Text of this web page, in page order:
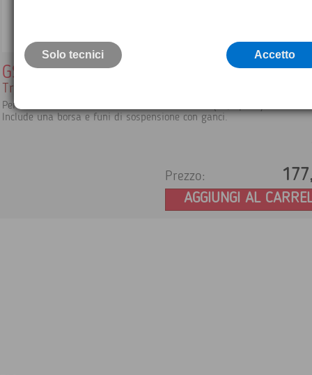
GST74
Treppiede in alluminio con palo telescopico per
Per estendere l'altezza dell'antenna fino a 5 m (16,5 piedi).
Include una borsa e funi di sospensione con ganci.
Prezzo:
AGGIUNGI AL
Solo tecnici Accetto